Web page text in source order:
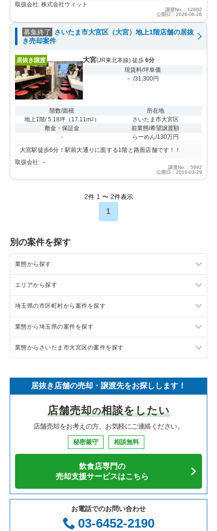
取扱会社: 株式会社ウィット
譲渡No.：12602
公開日：2026-06-26
募集終了
さいたま市大宮区（大宮）地上1階店舗の居抜
き売却案件
居抜き譲渡 大宮(JR東北本線) 徒歩 6分
現賃料/坪単価
－ /31,300円
階数/面積
地上1階/ 5.18坪（ 17.11m2 ）
所在地
さいたま市大宮区
敷金・保証金
-
前業態/希望譲渡額
らーめん/130万円
大宮駅徒歩6分！駅前大通りに面する1階と路面店舗です！！
取扱会社: －
譲渡No.：5992
公開日：2016-03-29
2件 1 〜 2件表示
1
別の案件を探す
業態から探す
ラーメンの居抜き売却物件の案件一覧
フランス料理の居抜き売却物件の案件一覧
イタリア料理の居抜き売却物件の案件一覧
中華の居抜き売却物件の案件一覧
寿司の居抜き売却物件の案件一覧
焼肉の居抜き売却物件の案件一覧
鉄板焼き・お好み焼の居抜き売却物件の案件一覧
カフェの居抜き売却物件の案件一覧
テイクアウトの居抜き売却物件の案件一覧
お弁当・惣菜・デリの居抜き売却物件の案件一覧
エリアから探す
東京23区の飲食店の居抜き売却物件の案件一覧
東京都下の飲食店の居抜き売却物件の案件一覧
千葉県の飲食店の居抜き売却物件の案件一覧
神奈川県の飲食店の居抜き売却物件の案件一覧
大阪府の飲食店の居抜き売却物件の案件一覧
兵庫県の飲食店の居抜き売却物件の案件一覧
愛知県の飲食店の居抜き売却物件の案件一覧
岐阜県の飲食店の居抜き売却物件の案件一覧
三重県の飲食店の居抜き売却物件の案件一覧
埼玉県の市区町村から案件を探す
上尾市の飲食店の居抜き売却物件の案件一覧
吉川市の飲食店の居抜き売却物件の案件一覧
さいたま市浦和区の飲食店の居抜き売却物件の案件一覧
さいたま市大宮区の飲食店の居抜き売却物件の案件一覧
入間市の飲食店の居抜き売却物件の案件一覧
久喜市の飲食店の居抜き売却物件の案件一覧
富士見市の飲食店の居抜き売却物件の案件一覧
ふじみ野市の飲食店の居抜き売却物件の案件一覧
業態から埼玉県の案件を探す
埼玉県のラーメンの居抜き売却物件の案件一覧
埼玉県のイタリア料理の居抜き売却物件の案件一覧
埼玉県の中華の居抜き売却物件の案件一覧
埼玉県のそば・うどんの居抜き売却物件の案件一覧
埼玉県の焼肉の居抜き売却物件の案件一覧
埼玉県の鉄板焼き・お好み焼の居抜き売却物件の案件一覧
埼玉県のアジア料理の居抜き売却物件の案件一覧
業態からさいたま市大宮区の案件を探す
さいたま市大宮区のイタリア料理の居抜き売却物件の案件一覧
さいたま市大宮区の中華の居抜き売却物件の案件一覧
さいたま市大宮区のそば・うどんの居抜き売却物件の案件一覧
さいたま市大宮区の鉄板焼き・お好み焼の居抜き売却物件の案
さいたま市大宮区のカフェの居抜き売却物件の案件一覧
居抜き店舗の売却・譲渡先をお探しします！
店舗売却の相談をしたい
店舗売却をお考えの方、お気軽にご連絡ください。
秘密厳守 相談無料
飲食店専門の
売却支援サービスはこちら
お電話でのお問い合わせ
03-6452-2190